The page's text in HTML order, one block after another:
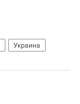
Украина